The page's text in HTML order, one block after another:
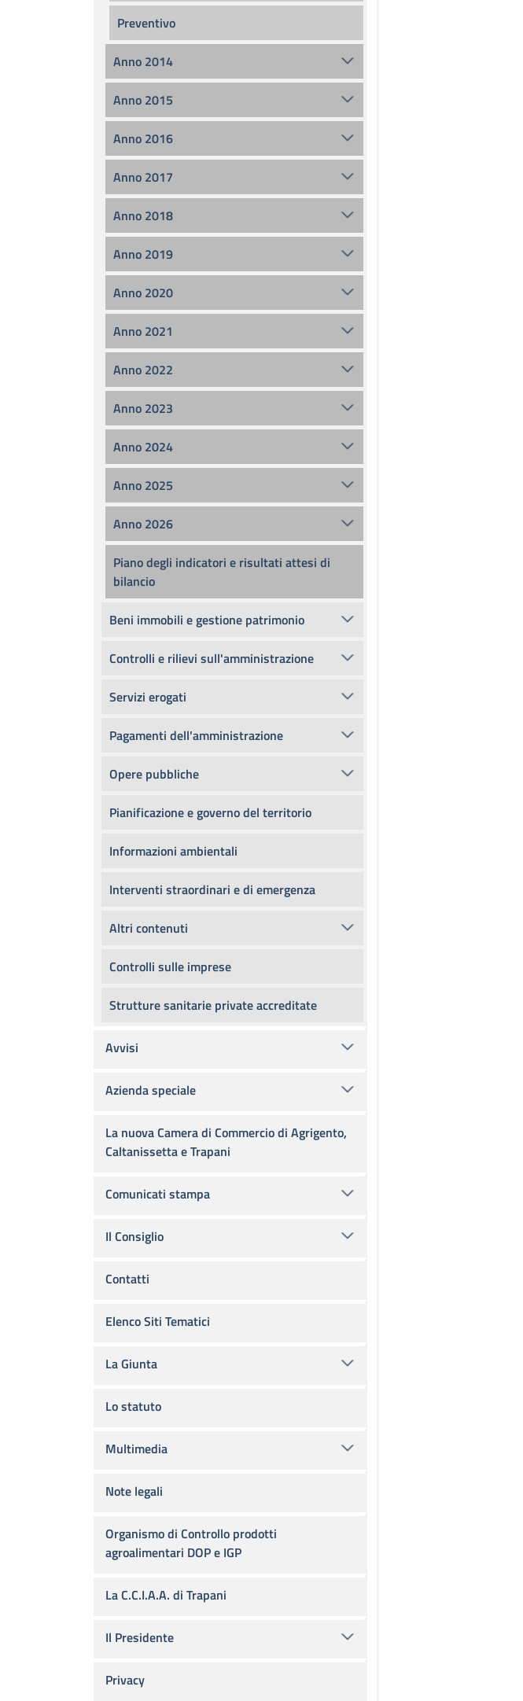
Preventivo
Anno 2014
Anno 2015
Anno 2016
Anno 2017
Anno 2018
Anno 2019
Anno 2020
Anno 2021
Anno 2022
Anno 2023
Anno 2024
Anno 2025
Anno 2026
Piano degli indicatori e risultati attesi di
bilancio
Beni immobili e gestione patrimonio
Controlli e rilievi sull'amministrazione
Servizi erogati
Pagamenti dell'amministrazione
Opere pubbliche
Pianificazione e governo del territorio
Informazioni ambientali
Interventi straordinari e di emergenza
Altri contenuti
Controlli sulle imprese
Strutture sanitarie private accreditate
Avvisi
Azienda speciale
La nuova Camera di Commercio di Agrigento,
Caltanissetta e Trapani
Comunicati stampa
Il Consiglio
Contatti
Elenco Siti Tematici
La Giunta
Lo statuto
Multimedia
Note legali
Organismo di Controllo prodotti
agroalimentari DOP e IGP
La C.C.I.A.A. di Trapani
Il Presidente
Privacy